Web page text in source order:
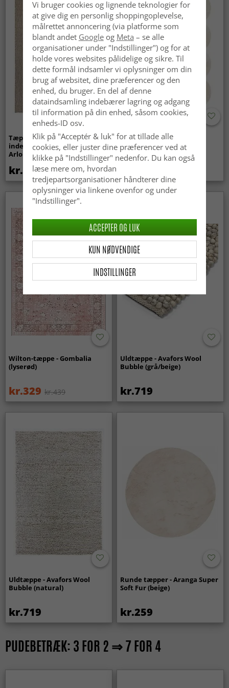
Tæpper til
indendørs/udendørs brug -
Arlo (beige)
kr.439
Bølget ryatæppe - Aranga
Super Soft Fur (beige)
Wilton-tæppe - Gombalia
(lyserød)
kr.329 kr.439
Uldtæppe - Avafors Wool
Bubble (grå/beige)
kr.719
Uldtæppe - Avafors Wool
Bubble (natural)
kr.719
Runde tæpper - Aranga Super
Soft Fur (beige)
kr.259
PUDEBETRÆK: 3 FOR 2 ⇒ 7 FOR 4
Vi bruger cookies og lignende teknologier for
at give dig en personlig shoppingoplevelse,
målrettet annoncering (via platforme som
blandt andet Googleog Meta – se alle
organisationer under "Indstillinger") og for at
holde vores websites pålidelige og sikre. Til
dette formål indsamler vi oplysninger om din
brug af websitet, dine præferencer og den
enhed, du bruger. En del af denne
dataindsamling indebærer lagring og adgang
til information på din enhed, såsom cookies,
enheds-ID osv.
Klik på "Acceptér & luk" for at tillade alle
cookies, eller juster dine præferencer ved at
klikke på "Indstillinger" nedenfor. Du kan også
læse mere om, hvordan
tredjepartsorganisationer håndterer dine
oplysninger via linkene ovenfor og under
"Indstillinger".
INDSTILLINGER
KUN NØDVENDIGE
ACCEPTER OG LUK